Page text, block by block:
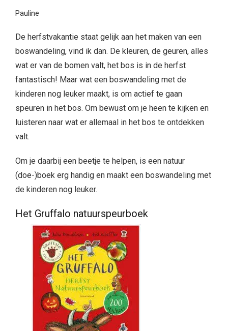
Pauline
De herfstvakantie staat gelijk aan het maken van een
boswandeling, vind ik dan. De kleuren, de geuren, alles
wat er van de bomen valt, het bos is in de herfst
fantastisch! Maar wat een boswandeling met de
kinderen nog leuker maakt, is om actief te gaan
speuren in het bos. Om bewust om je heen te kijken en
luisteren naar wat er allemaal in het bos te ontdekken
valt.
Om je daarbij een beetje te helpen, is een natuur
(doe-)boek erg handig en maakt een boswandeling met
de kinderen nog leuker.
Het Gruffalo natuurspeurboek